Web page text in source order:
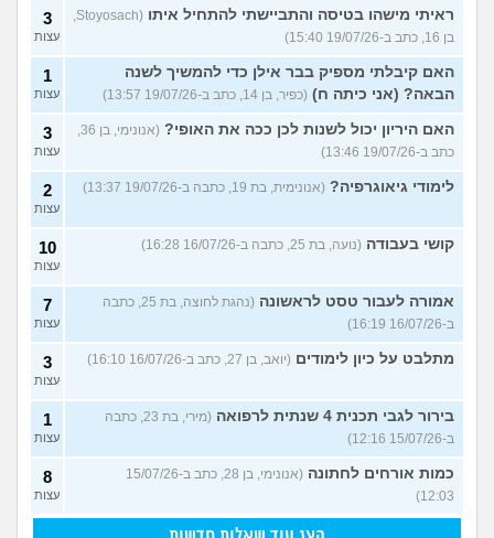
ראיתי מישהו בטיסה והתביישתי להתחיל איתו
(Stoyosach,
בן 16, כתב ב-19/07/26 15:40)
3
עצות
האם קיבלתי מספיק בבר אילן כדי להמשיך לשנה
הבאה? (אני כיתה ח) (כפיר, בן 14, כתב ב-19/07/26 13:57)
1
עצות
האם היריון יכול לשנות לכן ככה את האופי?
(אנונימי, בן 36,
כתב ב-19/07/26 13:46)
3
עצות
לימודי גיאוגרפיה? (אנונימית, בת 19, כתבה ב-19/07/26 13:37) 2
עצות
קושי בעבודה (נועה, בת 25, כתבה ב-16/07/26 16:28) 10
עצות
אמורה לעבור טסט לראשונה
(נהגת לחוצה, בת 25, כתבה
ב-16/07/26 16:19)
7
עצות
מתלבט על כיון לימודים (יואב, בן 27, כתב ב-16/07/26 16:10) 3
עצות
בירור לגבי תכנית 4 שנתית לרפואה
(מירי, בת 23, כתבה
ב-15/07/26 12:16)
1
עצות
כמות אורחים לחתונה
(אנונימי, בן 28, כתב ב-15/07/26
12:03)
8
עצות